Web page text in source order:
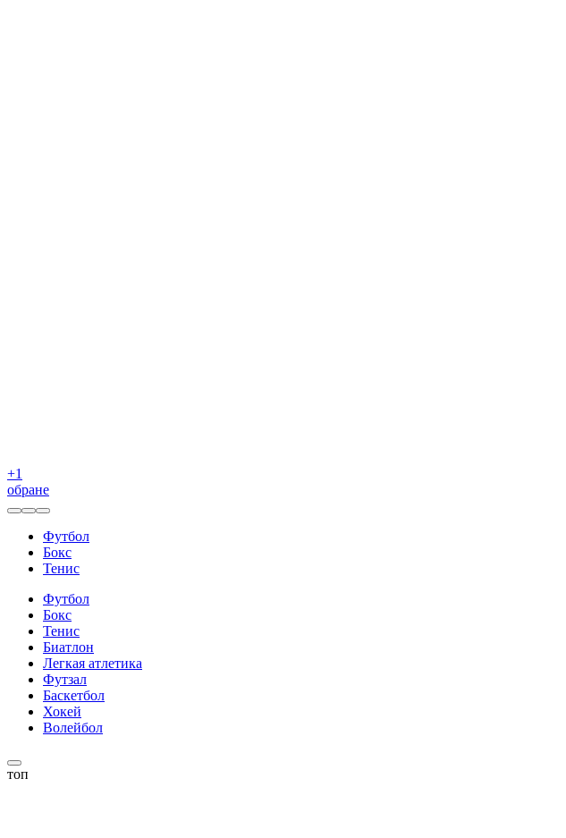
+1
обране
Футбол
Бокс
Тенис
Футбол
Бокс
Тенис
Биатлон
Легкая атлетика
Футзал
Баскетбол
Хокей
Волейбол
топ